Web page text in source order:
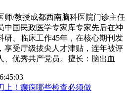
师/教授成都西南脑科医院门诊主任
中国民政医学专家库专家先后在神
研、临床工作45年，在核心期刊发
享受厅级拔尖人才津贴，连年被评
、优秀共产党员。擅长：脑出血
上！癫痫哪些检查必须做